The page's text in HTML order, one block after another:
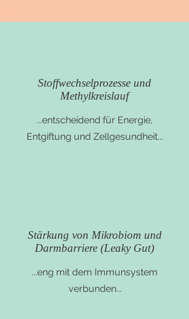
Stoffwechselprozesse und
Methylkreislauf
...entscheidend für Energie,
Entgiftung und Zellgesundheit...
Stärkung von Mikrobiom und
Darmbarriere (Leaky Gut)
...eng mit dem Immunsystem
verbunden...